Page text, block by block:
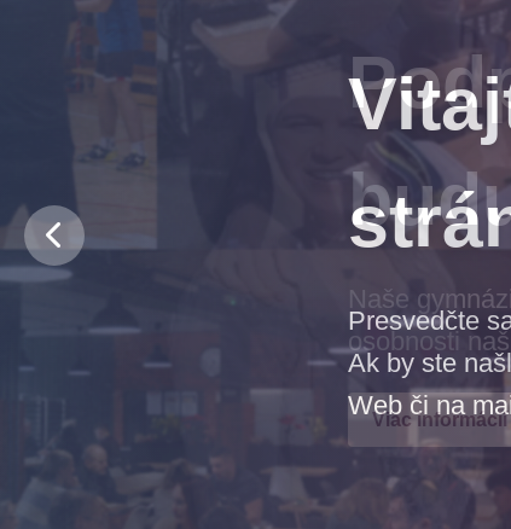
Naše
osobnosti
Viac informácií